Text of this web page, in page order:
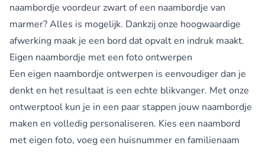
naambordje voordeur zwartof een naambordje van
marmer? Alles is mogelijk. Dankzij onze hoogwaardige
afwerking maak je een bord dat opvalt en indruk maakt.
Eigen naambordje met een foto ontwerpen
Een eigen naambordje ontwerpen is eenvoudiger dan je
denkt en het resultaat is een echte blikvanger. Met onze
ontwerptool kun je in een paar stappen jouw naambordje
maken en volledig personaliseren. Kies een naambord
met eigen foto, voeg een huisnummer en familienaam